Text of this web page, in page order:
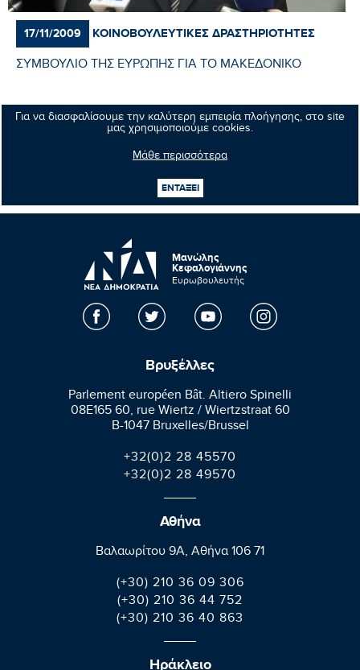
Για να διασφαλίσουμε την καλύτερη εμπειρία πλοήγησης, στο site
μας χρησιμοποιούμε cookies.
Μάθε περισσότερα
ΕΝΤΑΞΕΙ
17/11/2009 ΚΟΙΝΟΒΟΥΛΕΥΤΙΚΈΣ ΔΡΑΣΤΗΡΙΌΤΗΤΕΣ
ΣΥΜΒΟΥΛΙΟ ΤΗΣ ΕΥΡΩΠΗΣ ΓΙΑ ΤΟ ΜΑΚΕΔΟΝΙΚΟ
Περισσότερα
107 108
Μανώλης
Κεφαλογιάννης
Ευρωβουλευτής
Βρυξέλλες
Parlement européen Bât. Altiero Spinelli
08E165 60, rue Wiertz / Wiertzstraat 60
B-1047 Bruxelles/Brussel
+32(0)2 28 45570
+32(0)2 28 49570
Αθήνα
Βαλαωρίτου 9A, Aθήνα 106 71
(+30) 210 36 09 306
(+30) 210 36 44 752
(+30) 210 36 40 863
Ηράκλειο